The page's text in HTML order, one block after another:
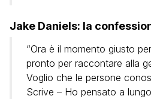
Jake Daniels: la
“Ora è il momento giusto
pronto per raccontare alla
Voglio che le persone
Scrive – Ho pensato a